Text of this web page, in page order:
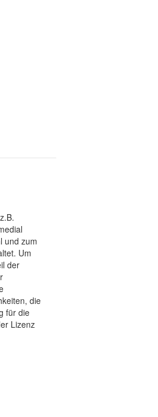
und zum
Um
der
die
für die
Lizenz